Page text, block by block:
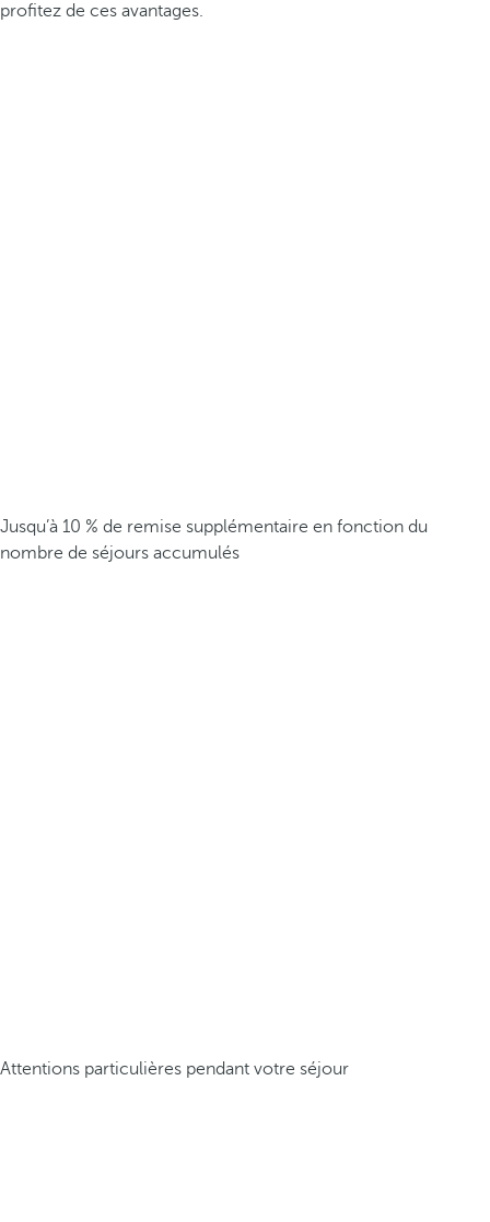
profitez de ces avantages.
Jusqu’à 10 % de remise supplémentaire en fonction du
nombre de séjours accumulés
Attentions particulières pendant votre séjour